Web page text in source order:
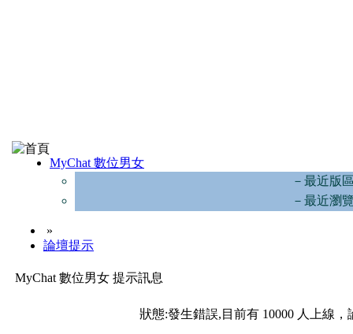
MyChat 數位男女
－最近版
－最近瀏
»
論壇提示
MyChat 數位男女 提示訊息
狀態:發生錯誤,目前有 10000 人上線